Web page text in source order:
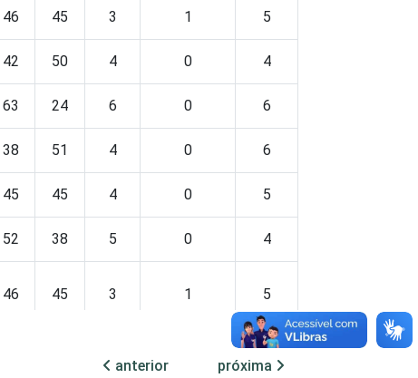
46 45 3 1 5
42 50 4 0 4
63 24 6 0 6
38 51 4 0 6
45 45 4 0 5
52 38 5 0 4
46 45 3 1 5
6
anterior próxima